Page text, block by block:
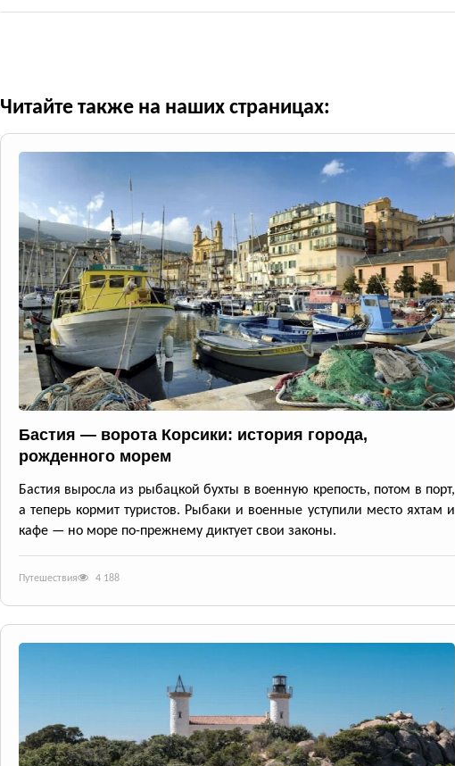
Читайте также на наших страницах:
Бастия — ворота Корсики: история города,
рожденного морем
Бастия выросла из рыбацкой бухты в военную крепость, потом в порт,
а теперь кормит туристов. Рыбаки и военные уступили место яхтам и
кафе — но море по-прежнему диктует свои законы.
Путешествия 4 188